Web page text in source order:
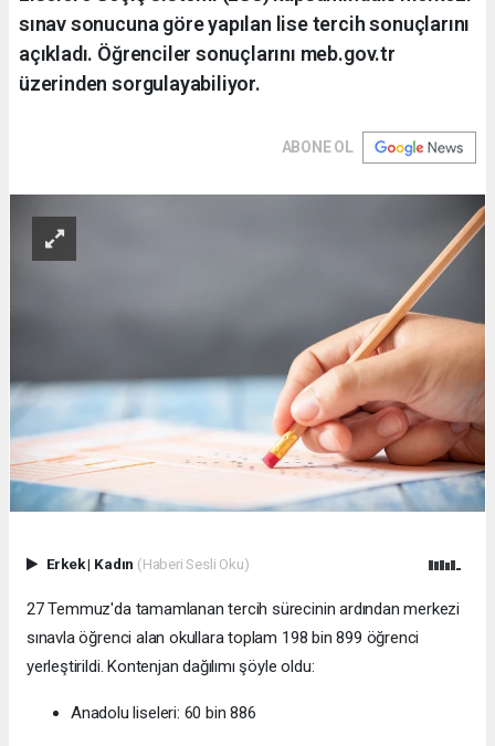
sınav sonucuna göre yapılan lise tercih sonuçlarını
açıkladı. Öğrenciler sonuçlarını meb.gov.tr
üzerinden sorgulayabiliyor.
ABONE OL
Erkek| Kadın (Haberi Sesli Oku)
27 Temmuz'da tamamlanan tercih sürecinin ardından merkezi
sınavla öğrenci alan okullara toplam 198 bin 899 öğrenci
yerleştirildi. Kontenjan dağılımı şöyle oldu:
Anadolu liseleri: 60 bin 886